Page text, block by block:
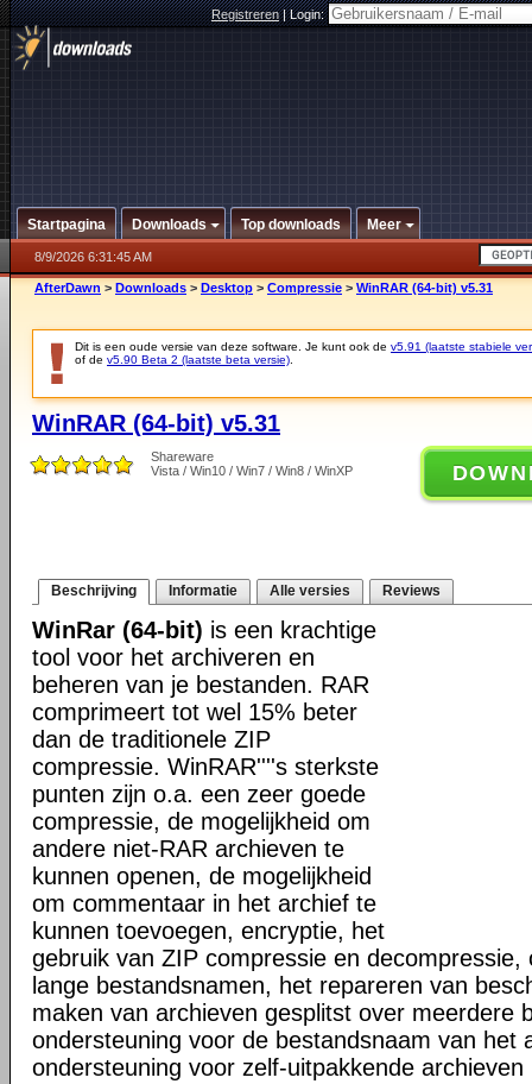
Registreren|Login:
Startpagina Downloads Top downloads Meer
8/9/2026 6:31:45 AM
AfterDawn > Downloads > Desktop > Compressie > WinRAR (64-bit) v5.31
Dit is een oude versie van deze software. Je kunt ook de v5.91 (laatste stabiele
of de v5.90 Beta 2 (laatste beta versie)
WinRAR (64-bit) v5.31
Shareware
Vista / Win10 / Win7 / Win8 / WinXP
Beschrijving Informatie Alle versies Reviews
WinRar (64-bit) is een krachtige
tool voor het archiveren en
beheren van je bestanden. RAR
comprimeert tot wel 15% beter
dan de traditionele ZIP
compressie. WinRAR''''s sterkste
punten zijn o.a. een zeer goede
compressie, de mogelijkheid om
andere niet-RAR archieven te
kunnen openen, de mogelijkheid
om commentaar in het archief te
kunnen toevoegen, encryptie, het
gebruik van ZIP compressie en decompressie,
lange bestandsnamen, het repareren van
maken van archieven gesplitst over meerdere
ondersteuning voor de bestandsnaam van het
ondersteuning voor zelf-uitpakkende archieven